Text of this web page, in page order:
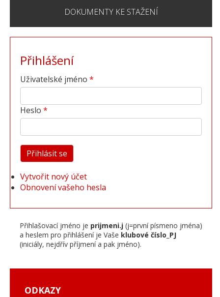
DOKUMENTY KE STAŽENÍ
Přihlášení
Uživatelské jméno
Heslo
Vytvořit nový účet
Obnovení vašeho hesla
Přihlašovací jméno je prijmeni.j (j=první písmeno jména)
a heslem pro přihlášení je Vaše klubové číslo_PJ
(iniciály, nejdřív příjmení a pak jméno).
ODKAZY